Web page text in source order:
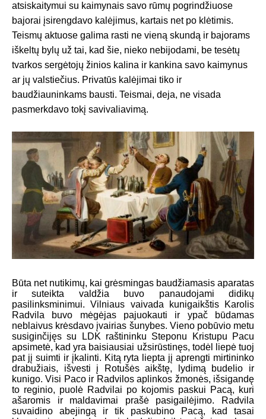
atsiskaitymui su kaimynais savo rūmų pogrindžiuose
bajorai įsirengdavo kalėjimus, kartais net po klėtimis.
Teismų aktuose galima rasti ne vieną skundą ir bajorams
iškeltų bylų už tai, kad šie, nieko nebijodami, be tesėtų
tvarkos sergėtojų žinios kalina ir kankina savo kaimynus
ar jų valstiečius. Privatūs kalėjimai tiko ir
baudžiauninkams bausti. Teismai, deja, ne visada
pasmerkdavo tokį savivaliavimą.
Būta net nutikimų, kai grėsmingas baudžiamasis aparatas
ir suteikta valdžia buvo panaudojami didikų
pasilinksminimui. Vilniaus vaivada kunigaikštis Karolis
Radvila buvo mėgėjas pajuokauti ir ypač būdamas
neblaivus krėsdavo įvairias šunybes. Vieno pobūvio metu
susiginčijęs su LDK raštininku Steponu Kristupu Pacu
apsimetė, kad yra baisiausiai užsirūstinęs, todėl liepė tuoj
pat jį suimti ir įkalinti. Kitą ryta liepta jį aprengti mirtininko
drabužiais, išvesti į Rotušės aikštę, lydimą budelio ir
kunigo. Visi Paco ir Radvilos aplinkos žmonės, išsigandę
to reginio, puolė Radvilai po kojomis paskui Pacą, kuri
ašaromis ir maldavimai prašė pasigailėjimo. Radvila
suvaidino abejingą ir tik paskubino Pacą, kad tasai